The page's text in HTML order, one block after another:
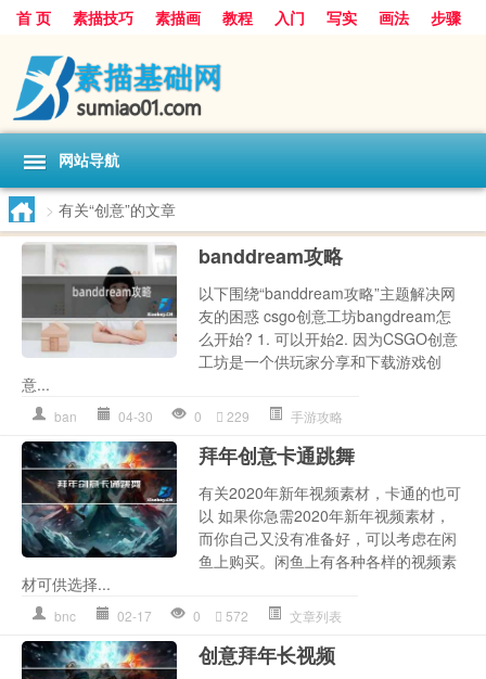
首 页 素描技巧 素描画 教程 入门 写实 画法
步骤
基础
超写实
网站导航
> 有关“创意”的文章
banddream攻略
以下围绕“banddream攻略”主题解决网
友的困惑 csgo创意工坊bangdream怎
么开始? 1. 可以开始2. 因为CSGO创意
工坊是一个供玩家分享和下载游戏创
意...
ban 04-30 0 229 手游攻略
拜年创意卡通跳舞
有关2020年新年视频素材，卡通的也可
以 如果你急需2020年新年视频素材，
而你自己又没有准备好，可以考虑在闲
鱼上购买。闲鱼上有各种各样的视频素
材可供选择...
bnc 02-17 0 572 文章列表
创意拜年长视频